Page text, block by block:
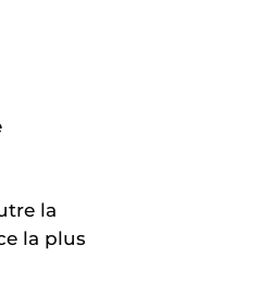
la
la plus